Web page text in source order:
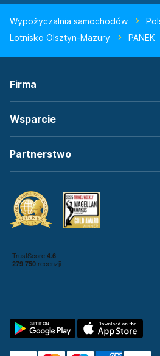
Wypożyczalnia samochodów
Lotnisko Olsztyn-Mazury
PANEK
Firma
Wsparcie
Partnerstwo